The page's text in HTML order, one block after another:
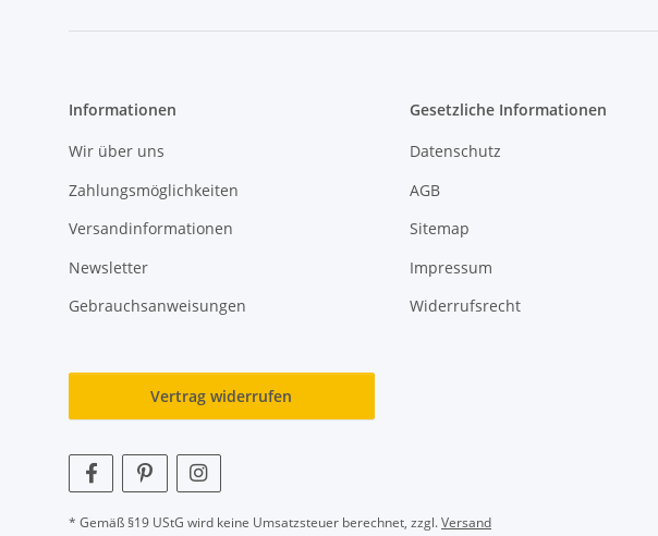
Informationen
Wir über uns
Zahlungsmöglichkeiten
Versandinformationen
Newsletter
Gebrauchsanweisungen
Gesetzliche Informationen
Datenschutz
AGB
Sitemap
Impressum
Widerrufsrecht
Vertrag widerrufen
* Gemäß §19 UStG wird keine Umsatzsteuer berechnet, zzgl.Versand